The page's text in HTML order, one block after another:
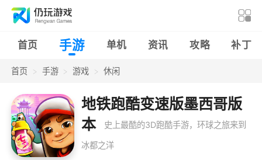
首页 手游 单机 资讯 攻略 补丁
首页 手游 游戏 休闲
地铁跑酷变速版墨西哥版
本
史上最酷的3D跑酷手游，环球之旅来到
冰都之洋